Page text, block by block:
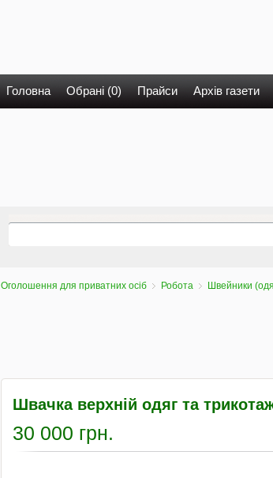
Головна Обрані (0) Прайси Архів газети
Оголошення для приватних осіб Робота Швейники
Швачка верхній одяг та
30 000 грн.